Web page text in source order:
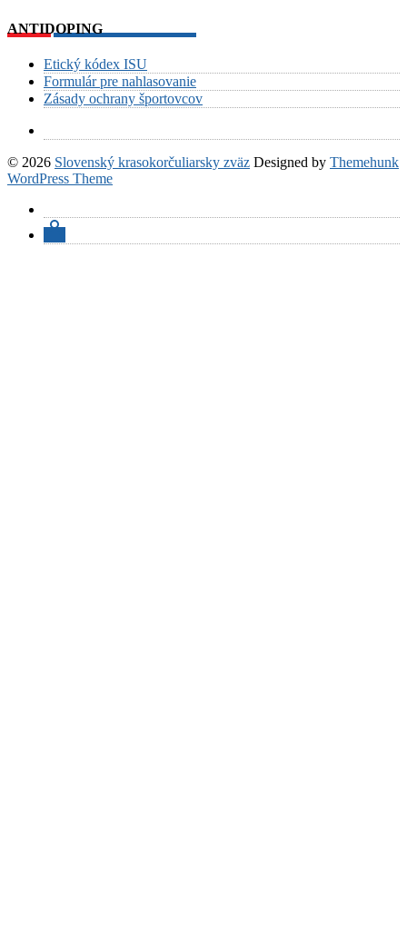
ANTIDOPING
Etický kódex ISU
Formulár pre nahlasovanie
Zásady ochrany športovcov
© 2026 Slovenský krasokorčuliarsky zväz Designed by Themehunk
WordPress Theme